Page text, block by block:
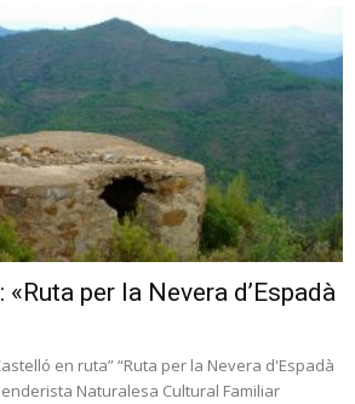
per la Nevera d’Espadà
en ruta” “Ruta per la Nevera d'Espadà
Naturalesa Cultural Familiar